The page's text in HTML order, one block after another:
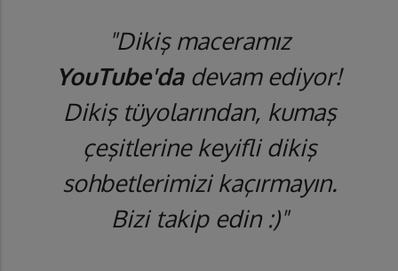
"Dikiş maceramız
YouTube'dadevam ediyor!
Dikiş tüyolarından, kumaş
çeşitlerine keyifli dikiş
sohbetlerimizi kaçırmayın.
Bizi takip edin :)"